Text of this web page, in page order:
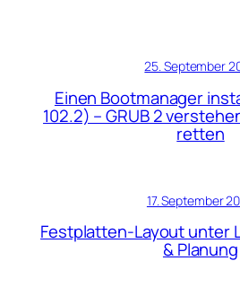
25. September
Einen Bootmanager
102.2) – GRUB 2
retten
17. September
Festplatten-Layout unter
& Planung